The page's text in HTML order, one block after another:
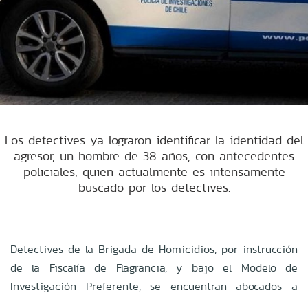
Los detectives ya lograron identificar la identidad del
agresor, un hombre de 38 años, con antecedentes
policiales, quien actualmente es intensamente
buscado por los detectives.
Detectives de la Brigada de Homicidios, por instrucción
de la Fiscalía de Flagrancia, y bajo el Modelo de
Investigación Preferente, se encuentran abocados a